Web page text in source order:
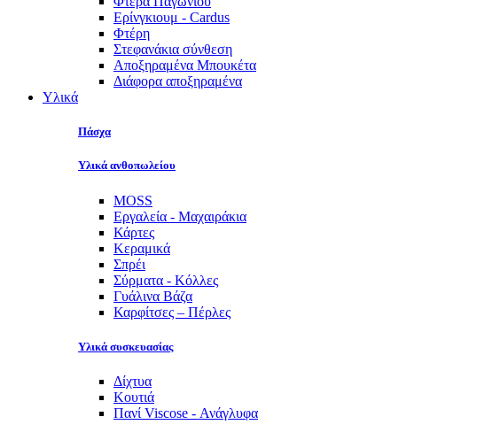
Ερίνγκιουμ - Cardus
Φτέρη
Στεφανάκια σύνθεση
Αποξηραμένα Μπουκέτα
Διάφορα αποξηραμένα
Υλικά
Πάσχα
Υλικά ανθοπωλείου
MOSS
Εργαλεία - Μαχαιράκια
Κάρτες
Κεραμικά
Σπρέι
Σύρματα - Κόλλες
Γυάλινα Βάζα
Καρφίτσες – Πέρλες
Υλικά συσκευασίας
Δίχτυα
Κουτιά
Πανί Viscose - Ανάγλυφα